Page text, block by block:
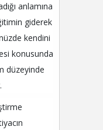
anlamına
giderek
kendini
konusunda
düzeyinde